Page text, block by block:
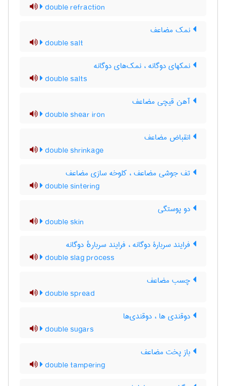
double refraction
نمک مضاعف
double salt
نمکهای دوگانه ، نمک‌های دوگانه
double salts
آهن قیچی مضاعف
double shear iron
انقباض مضاعف
double shrinkage
تف جوشی مضاعف ، کلوخه سازی مضاعف
double sintering
دو پوستگی
double skin
فرایند سربارۀ دوگانه ، فرایند سربارهٔ دوگانه
double slag process
چسب مضاعف
double spread
دوقندی ها ، دوقندی‌ها
double sugars
باز پخت مضاعف
double tampering